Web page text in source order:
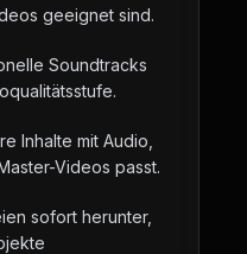
geeignet sind.
Soundtracks
Inhalte mit Audio,
Videos passt.
sofort herunter,